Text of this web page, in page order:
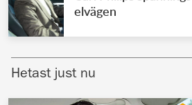
VÄRLDENS
Brittiska
elvägen
Hetast just nu